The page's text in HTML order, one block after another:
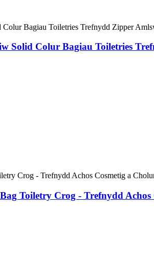
Solid Colur Bagiau Toiletries
Toiletry Crog - Trefnydd